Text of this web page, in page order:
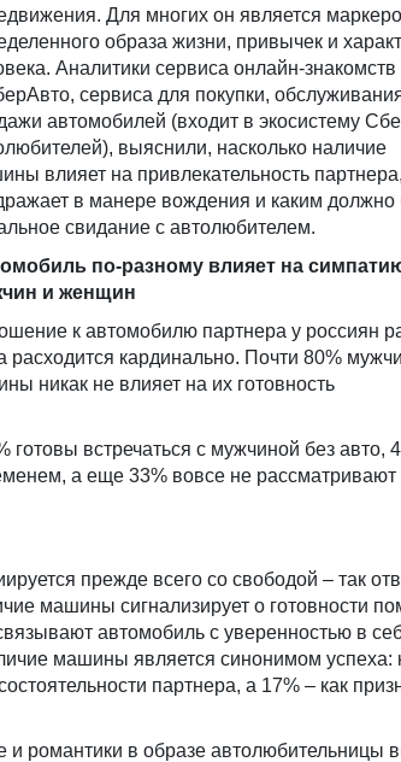
Для многих он является
образа жизни, привычек и
Аналитики сервиса онлайн-знакомств
сервиса для покупки,
автомобилей (входит в экосистему
выяснили, насколько наличие
влияет на привлекательность
в манере вождения и каким должно
свидание с автолюбителем.
по-разному влияет на
и женщин
к автомобилю партнера у россиян
расходится кардинально. Почти 80%
никак не влияет на их готовность
встречаться с мужчиной без авто,
а еще 33% вовсе не рассматривают
прежде всего со свободой – так
машины сигнализирует о готовности
автомобиль с уверенностью в
машины является синонимом успеха:
партнера, а 17% – как
романтики в образе автолюбительницы